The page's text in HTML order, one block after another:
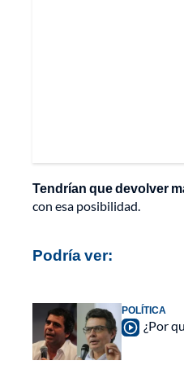
Tendrían que devolver
con esa posibilidad.
Podría ver:
POLÍTICA
¿Por